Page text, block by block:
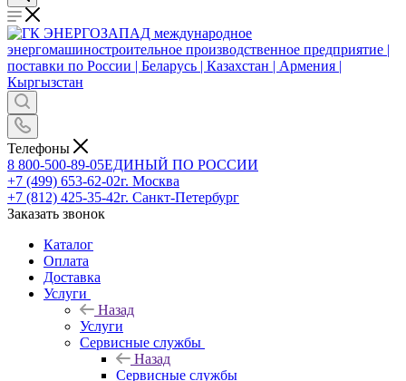
Телефоны
8 800-500-89-05ЕДИНЫЙ ПО РОССИИ
+7 (499) 653-62-02г. Москва
+7 (812) 425-35-42г. Санкт-Петербург
Заказать звонок
Каталог
Оплата
Доставка
Услуги
Назад
Услуги
Сервисные службы
Назад
Сервисные службы